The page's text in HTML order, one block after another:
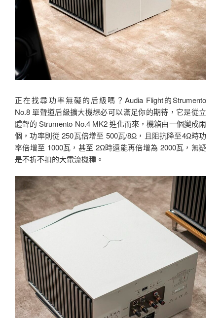
正在找尋功率無礙的后級嗎？Audia Flight的Strumento
No.8 單聲道后級擴大機想必可以滿足你的期待，它是從立
體聲的 Strumento No.4 MK2 進化而來，機箱由一個變成兩
個，功率則從 250瓦倍增至 500瓦/8Ω，且阻抗降至4Ω時功
率倍增至 1000瓦，甚至 2Ω時還能再倍增為 2000瓦，無疑
是不折不扣的大電流機種。